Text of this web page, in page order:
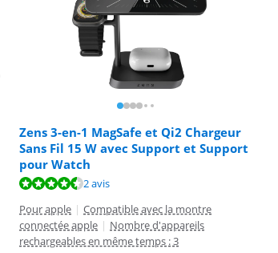
Zens 3-en-1 MagSafe et Qi2 Chargeur
Sans Fil 15 W avec Support et Support
pour Watch
2 avis
Pour apple | Compatible avec la montre
connectée apple | Nombre d'appareils
rechargeables en même temps : 3